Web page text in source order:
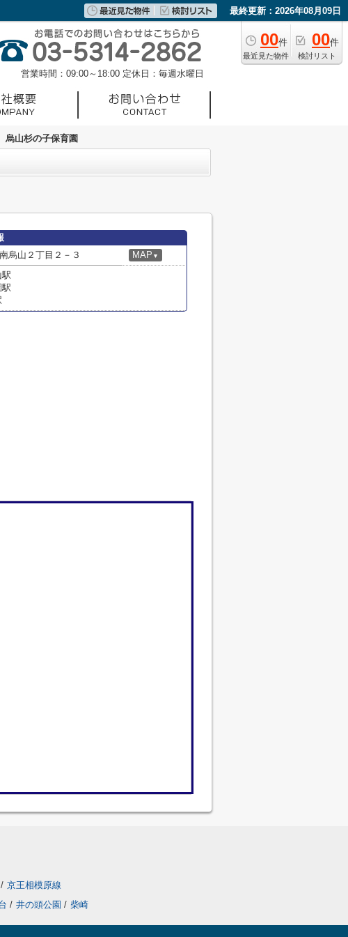
最終更新：2026年08月09日
00件
最近見た物件
00件
検討リスト
営業時間：09:00～18:00 定休日：毎週水曜日
烏山杉の子保育園
烏山２丁目２－３ MAP ▼
/ 京王相模原線
/ 井の頭公園 / 柴崎